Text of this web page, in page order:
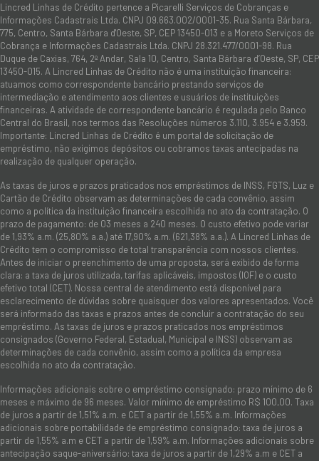
Lincred Linhas de Crédito pertence a Picarelli Serviços de Cobranças e
Informações Cadastrais Ltda. CNPJ 09.663.002/0001-35. Rua Santa Bárbara,
775, Centro, Santa Bárbara d'Oeste, SP, CEP 13450-013 e a Moreto Serviços de
Cobrança e Informações Cadastrais Ltda. CNPJ 28.321.477/0001-98. Rua
Duque de Caxias, 764, 2º Andar, Sala 10, Centro, Santa Bárbara d’Oeste, SP, CEP
13450-015. A Lincred Linhas de Crédito não é uma instituição financeira:
atuamos como correspondente bancário prestando serviços de
intermediação e atendimento aos clientes e usuários de instituições
financeiras. A atividade de correspondente bancário é regulada pelo Banco
Central do Brasil, nos termos das Resoluções números 3.110, 3.954 e 3.959.
Importante: Lincred Linhas de Crédito é um portal de solicitação de
empréstimo, não exigimos depósitos ou cobramos taxas antecipadas na
realização de qualquer operação.
As taxas de juros e prazos praticados nos empréstimos de INSS, FGTS, Luz e
Cartão de Crédito observam as determinações de cada convênio, assim
como a política da instituição financeira escolhida no ato da contratação. O
prazo de pagamento: de 03 meses a 240 meses. O custo efetivo pode variar
de 1,93% a.m. (25,80% a.a.) até 17,90% a.m. (621,38% a.a.). A Lincred Linhas de
Crédito tem o compromisso de total transparência com nossos clientes.
Antes de iniciar o preenchimento de uma proposta, será exibido de forma
clara: a taxa de juros utilizada, tarifas aplicáveis, impostos (IOF) e o custo
efetivo total (CET). Nossa central de atendimento está disponível para
esclarecimento de dúvidas sobre quaisquer dos valores apresentados. Você
será informado das taxas e prazos antes de concluir a contratação do seu
empréstimo. As taxas de juros e prazos praticados nos empréstimos
consignados (Governo Federal, Estadual, Municipal e INSS) observam as
determinações de cada convênio, assim como a política da empresa
escolhida no ato da contratação.
Informações adicionais sobre o empréstimo consignado: prazo mínimo de 6
meses e máximo de 96 meses. Valor mínimo de empréstimo R$ 100,00. Taxa
de juros a partir de 1,51% a.m. e CET a partir de 1,55% a.m. Informações
adicionais sobre portabilidade de empréstimo consignado: taxa de juros a
partir de 1,55% a.m e CET a partir de 1,59% a.m. Informações adicionais sobre
antecipação saque-aniversário: taxa de juros a partir de 1,29% a.m e CET a